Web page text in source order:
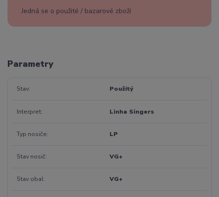
Jedná se o použité / bazarové zboží
Parametry
Stav Použitý
Interpret Linha Singers
Typ nosiče LP
Stav nosič VG+
Stav obal VG+